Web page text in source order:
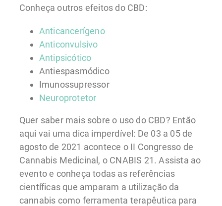
Conheça outros efeitos do CBD:
Anticancerígeno
Anticonvulsivo
Antipsicótico
Antiespasmódico
Imunossupressor
Neuroprotetor
Quer saber mais sobre o uso do CBD? Então
aqui vai uma dica imperdível: De 03 a 05 de
agosto de 2021 acontece o II Congresso de
Cannabis Medicinal, o CNABIS 21. Assista ao
evento e conheça todas as referências
científicas que amparam a utilização da
cannabis como ferramenta terapêutica para